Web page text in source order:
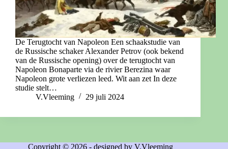
De Terugtocht van Napoleon Een schaakstudie van
de Russische schaker Alexander Petrov (ook bekend
van de Russische opening) over de terugtocht van
Napoleon Bonaparte via de rivier Berezina waar
Napoleon grote verliezen leed. Wit aan zet In deze
studie stelt…
V.Vleeming
29 juli 2024
Copyright © 2026 - designed by V.Vleeming